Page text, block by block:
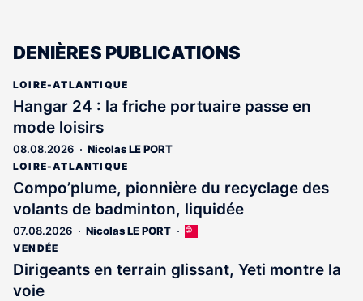
DENIÈRES PUBLICATIONS
LOIRE-ATLANTIQUE
Hangar 24 : la friche portuaire passe en
mode loisirs
08.08.2026 Nicolas LE PORT
LOIRE-ATLANTIQUE
Compo’plume, pionnière du recyclage des
volants de badminton, liquidée
07.08.2026 Nicolas LE PORT
Cet
est
réservé
VENDÉE
Dirigeants en terrain glissant, Yeti montre la
voie